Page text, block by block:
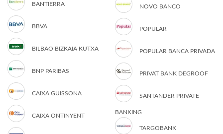
BANTIERRA
BBVA
BILBAO BIZKAIA KUTXA
BNP PARIBAS
CAIXA GUISSONA
CAIXA ONTINYENT
NOVO BANCO
POPULAR
POPULAR BANCA PRIVADA
PRIVAT BANK DEGROOF
SANTANDER PRIVATE
BANKING
TARGOBANK